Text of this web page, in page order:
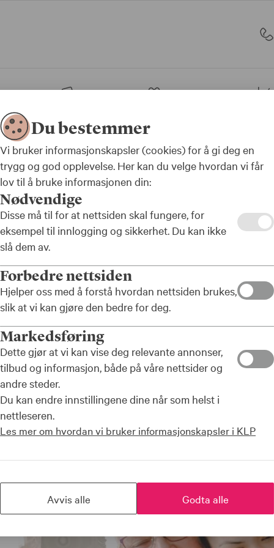
Bank Forsikring
leietakere
disse
kommunens leietakere
bidra til å redusere faren for brann hos
på sårbare beboere, kan de
sjekklisten får de raskt et overblikk over
en bolig, og kan gjøre tiltak for å øke sikkerheten.
Du bestemmer
Vi bruker informasjonskapsler (cookies) for å gi deg en
trygg og god opplevelse. Her kan du velge hvordan vi får
lov til å bruke informasjonen din:
Nødvendige
Disse må til for at nettsiden skal fungere, for
eksempel til innlogging og sikkerhet. Du kan ikke
slå dem av.
Forbedre nettsiden
Hjelper oss med å forstå hvordan nettsiden brukes,
slik at vi kan gjøre den bedre for deg.
Markedsføring
Dette gjør at vi kan vise deg relevante annonser,
tilbud og informasjon, både på våre nettsider og
andre steder.
Du kan endre innstillingene dine når som helst i
nettleseren.
Les mer om hvordan vi bruker informasjonskapsler i KLP
Avvis alle Godta alle